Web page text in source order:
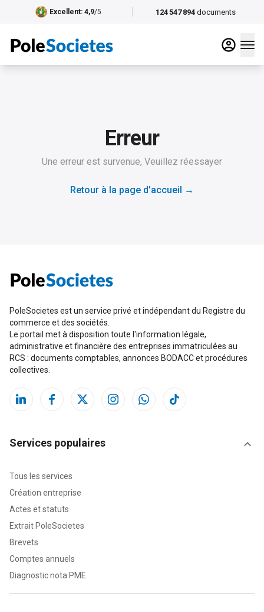
124 547 894 documents
Excellent: 4,9/5
Erreur
Une erreur est survenue, Veuillez réessayer
Retour à la page d'accueil →
PoleSocietes est un service privé et indépendant du Registre du
commerce et des sociétés.
Le portail met à disposition toute l'information légale,
administrative et financière des entreprises immatriculées au
RCS : documents comptables, annonces BODACC et procédures
collectives.
Services populaires
Tous les services
Création entreprise
Actes et statuts
Extrait PoleSocietes
Brevets
Comptes annuels
Diagnostic nota PME